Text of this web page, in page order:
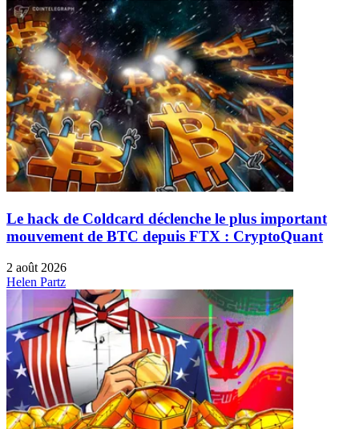
Le hack de Coldcard déclenche le plus important
mouvement de BTC depuis FTX : CryptoQuant
2 août 2026
Helen Partz